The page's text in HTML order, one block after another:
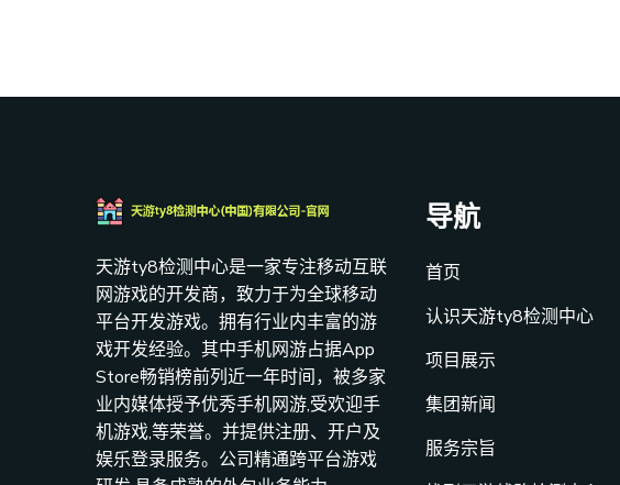
天游ty8检测中心是一家专注移动互联
网游戏的开发商，致力于为全球移动
平台开发游戏。拥有行业内丰富的游
戏开发经验。其中手机网游占据App
Store畅销榜前列近一年时间，被多家
业内媒体授予优秀手机网游,受欢迎手
机游戏,等荣誉。并提供注册、开户及
娱乐登录服务。公司精通跨平台游戏
导航
首页
认识天游ty8检测中心
项目展示
集团新闻
服务宗旨